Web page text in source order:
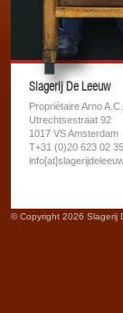
Slagerij De Leeuw
Propriétaire Arno
Utrechtsestraat 92
1017 VS Amsterdam
T+31 (0)20 623 02 35
© Copyright 2026 Slagerij